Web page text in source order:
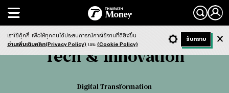
Search
Tech & Innovation Digital Transformation
Tech & Innovation
Digital Transformation
- ก + ก Dark ฟังข่าว
เราใช้คุ้กกี้ เพื่อให้ทุกคนได้ประสบการณ์การใช้งานที่ดียิ่งขึ้น
อ่านเพิ่มเติมคลิก(Privacy Policy) และ (Cookie Policy)
รับทราบ